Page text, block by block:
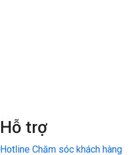
Hỗ trợ
Hotline Chăm sóc khách hàng